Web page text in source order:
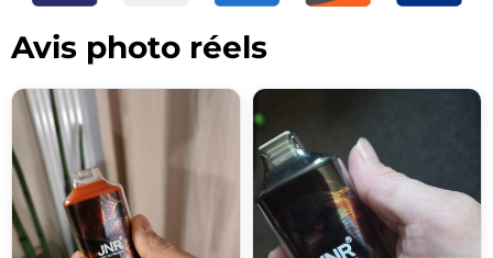
Avis photo réels